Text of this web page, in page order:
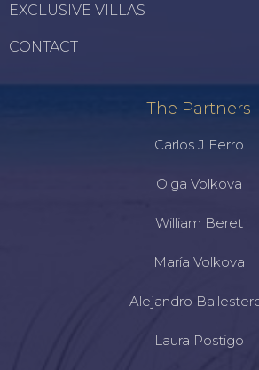
EXCLUSIVE VILLAS
CONTACT
The Partners
Carlos J Ferro
Olga Volkova
William Beret
María Volkova
Alejandro
Laura Postigo